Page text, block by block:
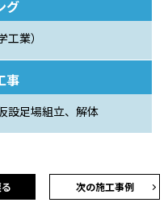
グ
業）
事
設足場組立、解体
次の施工事例